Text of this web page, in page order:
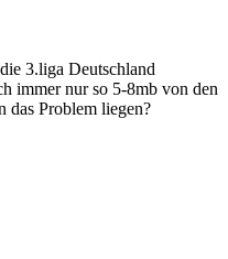
3.liga Deutschland
immer nur so 5-8mb von den
das Problem liegen?